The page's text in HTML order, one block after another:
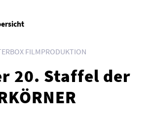
FILMPRODUKTION
20. Staffel der